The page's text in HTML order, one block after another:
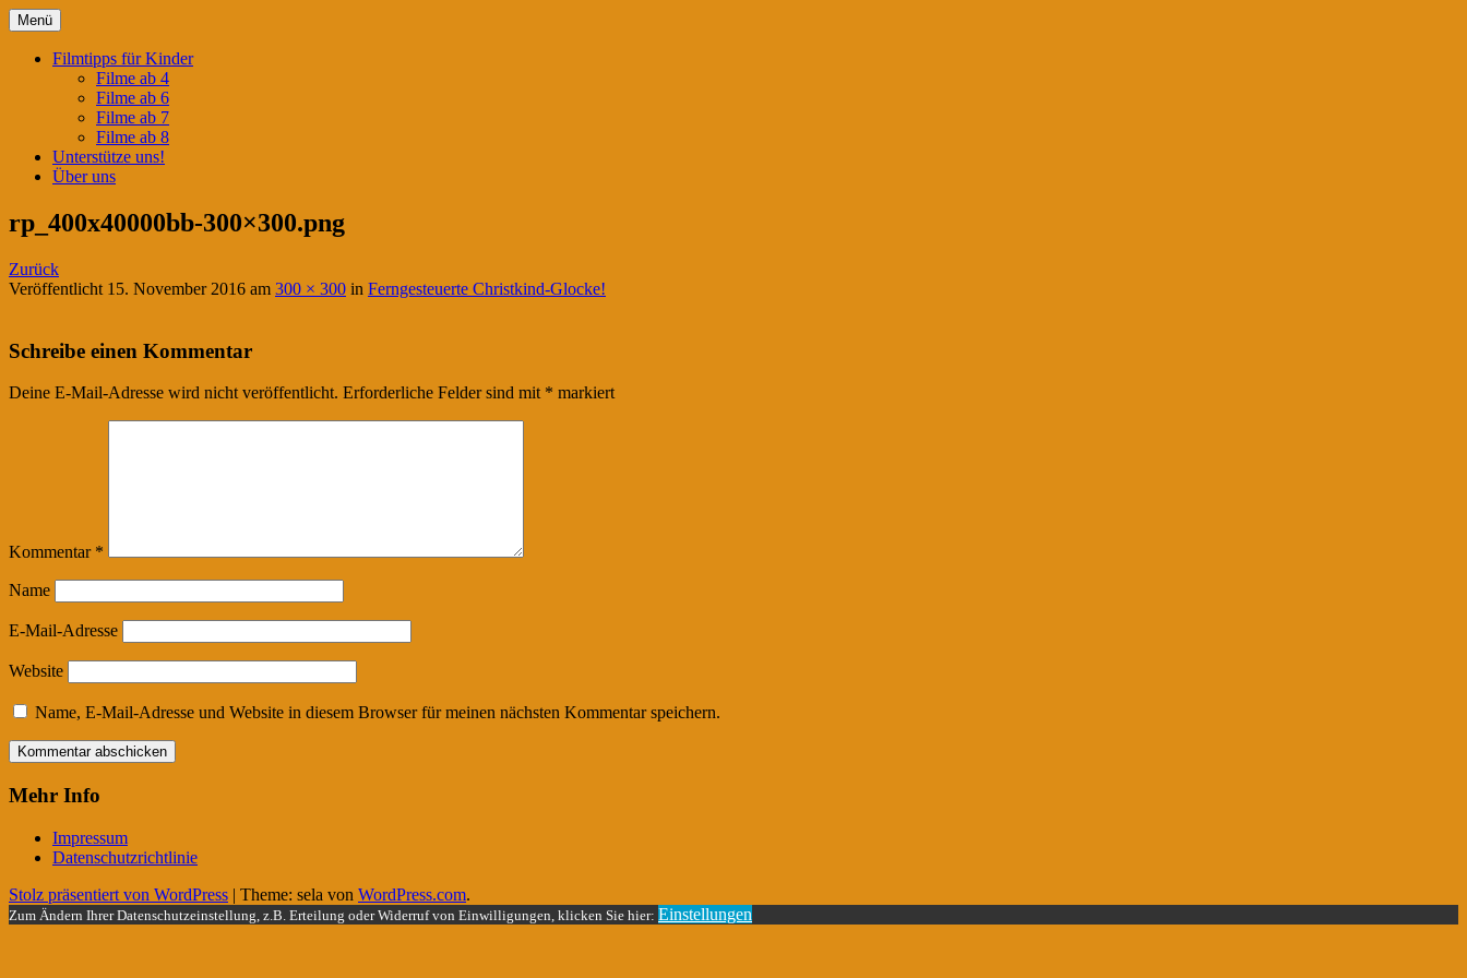
Springe
zum
InhaltKinderwahnsinn
Menü
Filmtipps für Kinder
Filme ab 4
Filme ab 6
Filme ab 7
Filme ab 8
Unterstütze uns!
Über uns
rp_400x40000bb-300×300.png
Zurück
Veröffentlicht 15. November 2016 am 300 × 300 in Ferngesteuerte Christkind-Glocke!
Schreibe einen Kommentar
Deine E-Mail-Adresse wird nicht veröffentlicht. Erforderliche Felder sind mit * markiert
Kommentar *
Name
E-Mail-Adresse
Website
Name, E-Mail-Adresse und Website in diesem Browser für meinen nächsten Kommentar speichern.
Mehr Info
Impressum
Datenschutzrichtlinie
Stolz präsentiert von WordPress | Theme: sela von WordPress.com.
Zum Ändern Ihrer Datenschutzeinstellung, z.B. Erteilung oder Widerruf von Einwilligungen, klicken Sie hier: Einstellungen